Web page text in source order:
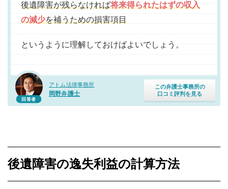
回答者
アトム法律事務所
岡野弁護士
この弁護士事務所の
口コミ評判を見る
後遺障害が残らなければ将来得られたはずの収入
の減少を補うための損害項目
というように理解しておけばよいでしょう。
後遺障害の逸失利益の計算方法